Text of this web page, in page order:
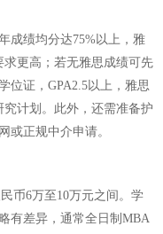
成绩均分达75%以上，雅
更高；若无雅思成绩可先
位证，GPA2.5以上，雅思
计划。此外，还需准备护
或正规中介申请。
币6万至10万元之间。学
有差异，通常全日制MBA